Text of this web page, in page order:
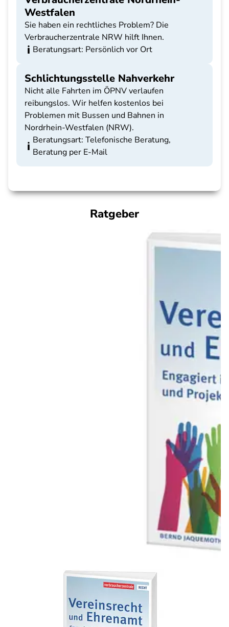
Westfalen
Sie haben ein rechtliches Problem? Die
Verbraucherzentrale NRW hilft Ihnen.
Beratungsart: Persönlich vor Ort
Schlichtungsstelle Nahverkehr
Nicht alle Fahrten im ÖPNV verlaufen
reibungslos. Wir helfen kostenlos bei
Problemen mit Bussen und Bahnen in
Nordrhein-Westfalen (NRW).
Beratungsart: Telefonische Beratung,
Beratung per E-Mail
Ratgeber